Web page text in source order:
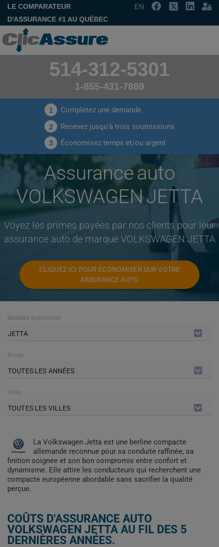
LE COMPARATEUR
D'ASSURANCE #1 AU QUÉBEC
EN
514-312-5301
1-855-431-7869
1 Complétez une demande
2 Recevez jusqu'à trois soumissions
3 Économisez temps et/ou argent
Assurance auto
VOLKSWAGEN JETTA
Voyez les primes payées par nos clients pour leur
assurance auto de marque VOLKSWAGEN JETTA
CLIQUEZ ICI POUR ÉCONOMISER SUR VOTRE
ASSURANCE AUTO
Modèles disponibles
JETTA
Année
TOUTES LES ANNÉES
Villes
TOUTES LES VILLES
La Volkswagen Jetta est une berline compacte
allemande reconnue pour sa conduite raffinée, sa
finition soignée et son bon compromis entre confort et
dynamisme. Elle attire les conducteurs qui recherchent une
compacte européenne abordable sans sacrifier la qualité
perçue.
COÛTS D'ASSURANCE AUTO
VOLKSWAGEN JETTA AU FIL DES 5
DERNIÈRES ANNÉES.